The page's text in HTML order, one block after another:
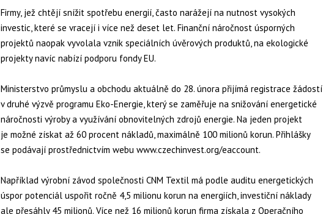
Firmy, jež chtějí snížit spotřebu energií, často narážejí na nutnost vysokých
investic, které se vracejí i více než deset let. Finanční náročnost úsporných
projektů naopak vyvolala vznik speciálních úvěrových produktů, na ekologické
projekty navíc nabízí podporu fondy EU.
Ministerstvo průmyslu a obchodu aktuálně do 28. února přijímá registrace žádostí
v druhé výzvě programu Eko-Energie, který se zaměřuje na snižování energetické
náročnosti výroby a využívání obnovitelných zdrojů energie. Na jeden projekt
je možné získat až 60 procent nákladů, maximálně 100 milionů korun. Přihlášky
se podávají prostřednictvím webu www.czechinvest.org/eaccount.
Například výrobní závod společnosti CNM Textil má podle auditu energetických
úspor potenciál uspořit ročně 4,5 milionu korun na energiích, investiční náklady
ale přesáhly 45 milionů. Více než 16 milionů korun firma získala z Operačního